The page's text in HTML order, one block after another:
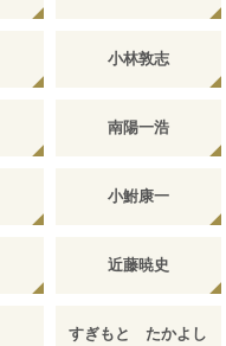
小林敦志
南陽一浩
小鮒康一
近藤暁史
すぎもと たかよし